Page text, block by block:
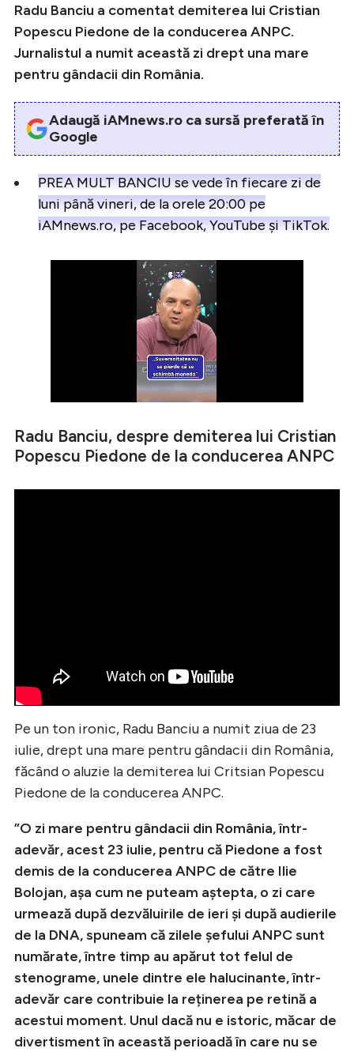
Radu Banciu a comentat demiterea lui Cristian
Popescu Piedone de la conducerea ANPC.
Jurnalistul a numit această zi drept una mare
pentru gândacii din România.
Adaugă iAMnews.ro ca sursă preferată în
Google
PREA MULT BANCIU se vede în fiecare zi de
luni până vineri, de la orele 20:00 pe
iAMnews.ro, pe Facebook, YouTube și TikTok.
Radu Banciu, despre demiterea lui Cristian
Popescu Piedone de la conducerea ANPC
Pe un ton ironic, Radu Banciu a numit ziua de 23
iulie, drept una mare pentru gândacii din România,
făcând o aluzie la demiterea lui Critsian Popescu
Piedone de la conducerea ANPC.
”O zi mare pentru gândacii din România, într-
adevăr, acest 23 iulie, pentru că Piedone a fost
demis de la conducerea ANPC de către Ilie
Bolojan, așa cum ne puteam aștepta, o zi care
urmează după dezvăluirile de ieri și după audierile
de la DNA, spuneam că zilele șefului ANPC sunt
numărate, între timp au apărut tot felul de
stenograme, unele dintre ele halucinante, într-
adevăr care contribuie la reținerea pe retină a
acestui moment. Unul dacă nu e istoric, măcar de
divertisment în această perioadă în care nu se